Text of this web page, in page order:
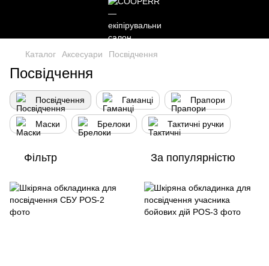
Каталог Аксесуари Посвідчення
Посвідчення
Посвідчення Гаманці Прапори
Маски Брелоки Тактичні ручки
Фільтр За популярністю